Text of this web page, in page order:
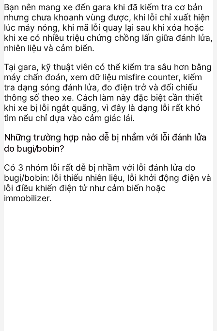
Bạn nên mang xe đến gara khi đã kiểm tra cơ bản
nhưng chưa khoanh vùng được, khi lỗi chỉ xuất hiện
lúc máy nóng, khi mã lỗi quay lại sau khi xóa hoặc
khi xe có nhiều triệu chứng chồng lấn giữa đánh lửa,
nhiên liệu và cảm biến.
Tại gara, kỹ thuật viên có thể kiểm tra sâu hơn bằng
máy chẩn đoán, xem dữ liệu misfire counter, kiểm
tra dạng sóng đánh lửa, đo điện trở và đối chiếu
thông số theo xe. Cách làm này đặc biệt cần thiết
khi xe bị lỗi ngắt quãng, vì đây là dạng lỗi rất khó
tìm nếu chỉ dựa vào cảm giác lái.
Những trường hợp nào dễ bị nhầm với lỗi đánh lửa
do bugi/bobin?
Có 3 nhóm lỗi rất dễ bị nhầm với lỗi đánh lửa do
bugi/bobin: lỗi thiếu nhiên liệu, lỗi khởi động điện và
lỗi điều khiển điện tử như cảm biến hoặc
immobilizer.